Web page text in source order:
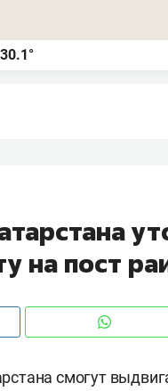
30.1°
на пост
смогут